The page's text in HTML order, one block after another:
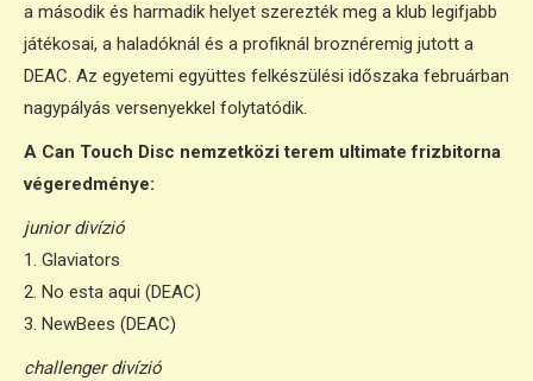
a második és harmadik helyet szerezték meg a klub legifjabb
játékosai, a haladóknál és a profiknál broznéremig jutott a
DEAC. Az egyetemi együttes felkészülési időszaka februárban
nagypályás versenyekkel folytatódik.
A Can Touch Disc nemzetközi terem ultimate frizbitorna
végeredménye:
junior divízió
1. Glaviators
2. No esta aqui (DEAC)
3. NewBees (DEAC)
challenger divízió